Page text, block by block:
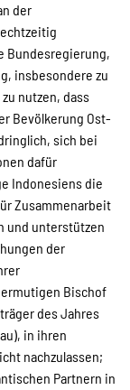
der
Bundesregierung,
insbesondere zu
nutzen, dass
Bevölkerung Ost-
sich bei
dafür
Indonesiens die
Zusammenarbeit
und unterstützen
der
Bischof
des Jahres
in ihren
nachzulassen;
Partnern in